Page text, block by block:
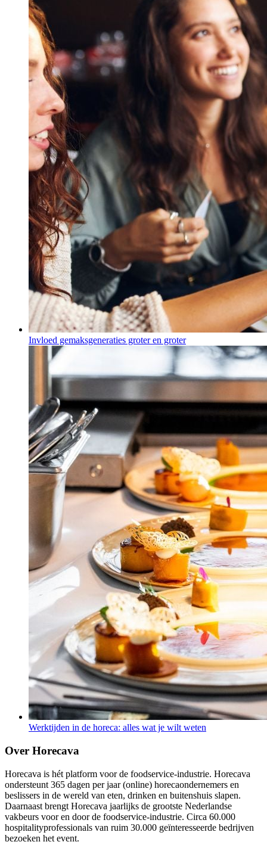
Invloed gemaksgeneraties groter en groter
Werktijden in de horeca: alles wat je wilt weten
Over Horecava
Horecava is hét platform voor de foodservice-industrie. Horecava
ondersteunt 365 dagen per jaar (online) horecaondernemers en
beslissers in de wereld van eten, drinken en buitenshuis slapen.
Daarnaast brengt Horecava jaarlijks de grootste Nederlandse
vakbeurs voor en door de foodservice-industrie. Circa 60.000
hospitalityprofessionals van ruim 30.000 geïnteresseerde bedrijven
bezoeken het event.